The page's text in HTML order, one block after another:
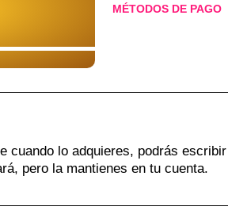
MÉTODOS DE PAGO
cuando lo adquieres, podrás
pero la mantienes en tu cuenta.